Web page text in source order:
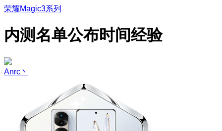
荣耀Magic3系列
内测名单公布时间经验
Anrc丶